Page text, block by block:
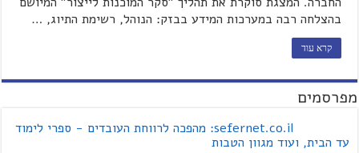
בהצלחה רבה במערכות המידע בבזק: הנוהל, רשימת התיוג, …
קרא עוד
מפרסמים
sefernet.co.il: מהפכה לרווחת העובדים - ספרי לימוד
עד הבית, ועוד מגוון הטבות